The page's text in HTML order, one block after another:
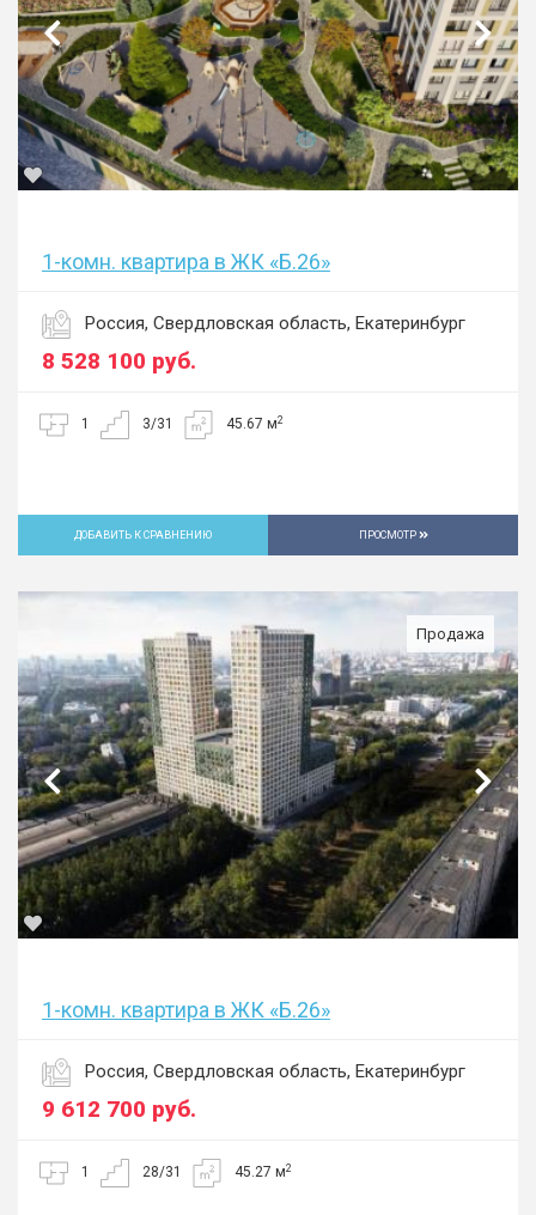
1-комн. квартира в ЖК «Б.26»
Россия, Свердловская область, Екатеринбург
8 528 100 руб.
1 3/31 45.67 м2
ДОБАВИТЬ К СРАВНЕНИЮ ПРОСМОТР
Продажа
1-комн. квартира в ЖК «Б.26»
Россия, Свердловская область, Екатеринбург
9 612 700 руб.
1 28/31 45.27 м2